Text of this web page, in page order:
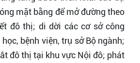
mặt bằng để mở đường theo
đô thị; di dời các cơ sở công
bệnh viện, trụ sở Bộ ngành;
đô thị tại khu vực Nội đô; phát